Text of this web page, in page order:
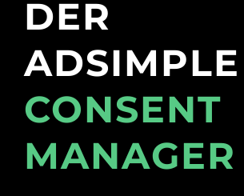
DER
ADSIMPLE
CONSENT
MANAGER